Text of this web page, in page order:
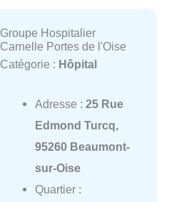
Groupe Hospitalier
Carnelle Portes de l'Oise
Catégorie : Hôpital
Adresse : 25 Rue
Edmond Turcq,
95260 Beaumont-
sur-Oise
Quartier :